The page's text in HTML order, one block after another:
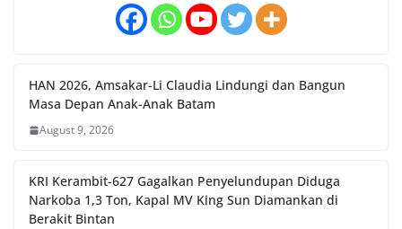
HAN 2026, Amsakar-Li Claudia Lindungi dan Bangun
Masa Depan Anak-Anak Batam
August 9, 2026
KRI Kerambit-627 Gagalkan Penyelundupan Diduga
Narkoba 1,3 Ton, Kapal MV King Sun Diamankan di
Berakit Bintan